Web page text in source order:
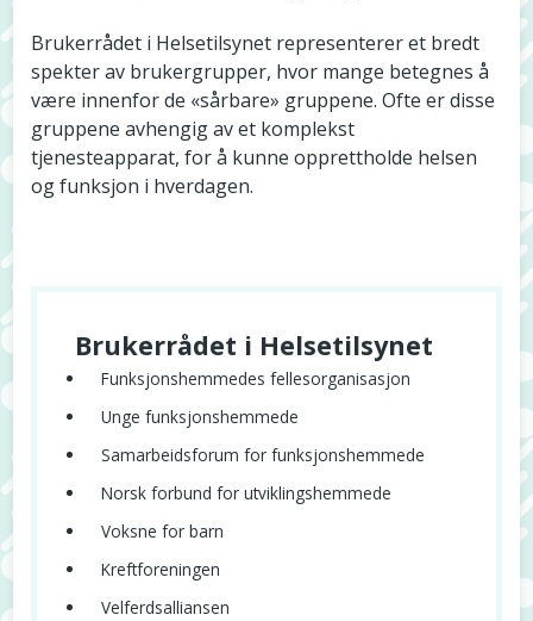
Brukerrådet i Helsetilsynet representerer et bredt
spekter av brukergrupper, hvor mange betegnes å
være innenfor de «sårbare» gruppene. Ofte er disse
gruppene avhengig av et komplekst
tjenesteapparat, for å kunne opprettholde helsen
og funksjon i hverdagen.
Brukerrådet i Helsetilsynet
Funksjonshemmedes fellesorganisasjon
Unge funksjonshemmede
Samarbeidsforum for funksjonshemmede
Norsk forbund for utviklingshemmede
Voksne for barn
Kreftforeningen
Velferdsalliansen